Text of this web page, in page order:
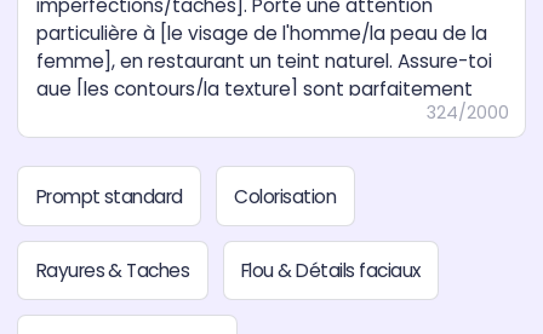
324/2000
Prompt standard Colorisation
Rayures & Taches Flou & Détails faciaux